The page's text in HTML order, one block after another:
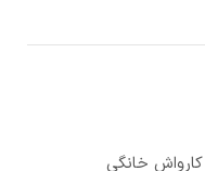
خانگی